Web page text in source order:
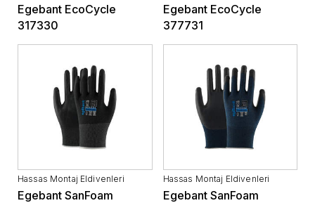
Hassas Montaj Eldivenleri
Egebant SanFoam
Hassas Montaj Eldivenleri
Egebant SanFoam
Egebant EcoCycle
317330
Egebant EcoCycle
377731